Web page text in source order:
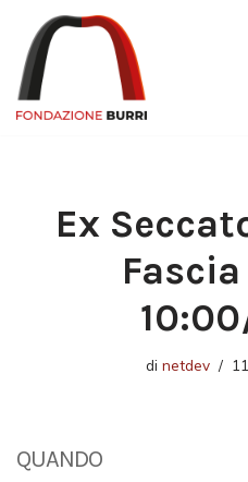
Vai
al
contenuto
Ex
di netdev
QUANDO